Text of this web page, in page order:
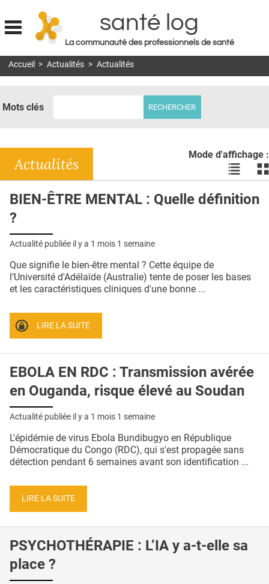
Jump to navigation
santé log
La communauté des professionnels de santé
MON COMPTE
DOSSIERS
RÉSEAUX
E-REVUE SAD
QUI SOMMES-NOUS ?
CONDITIONS GÉNÉRALES
CRÉDITS
Accueil > Actualités > Actualités
Mots clés
Mode d'affichage :
Voir
les
en
les
en
Actualités
BIEN-ÊTRE MENTAL : Quelle définition
?
Actualité publiée il y a 1 mois 1 semaine
Que signifie le bien-être mental ? Cette équipe de
l’Université d'Adélaïde (Australie) tente de poser les bases
et les caractéristiques cliniques d'une bonne ...
LIRE LA SUITE
EBOLA EN RDC : Transmission avérée
en Ouganda, risque élevé au Soudan
Actualité publiée il y a 1 mois 1 semaine
L'épidémie de virus Ebola Bundibugyo en République
Démocratique du Congo (RDC), qui s'est propagée sans
détection pendant 6 semaines avant son identification ...
LIRE LA SUITE
PSYCHOTHÉRAPIE : L’IA y a-t-elle sa
place ?